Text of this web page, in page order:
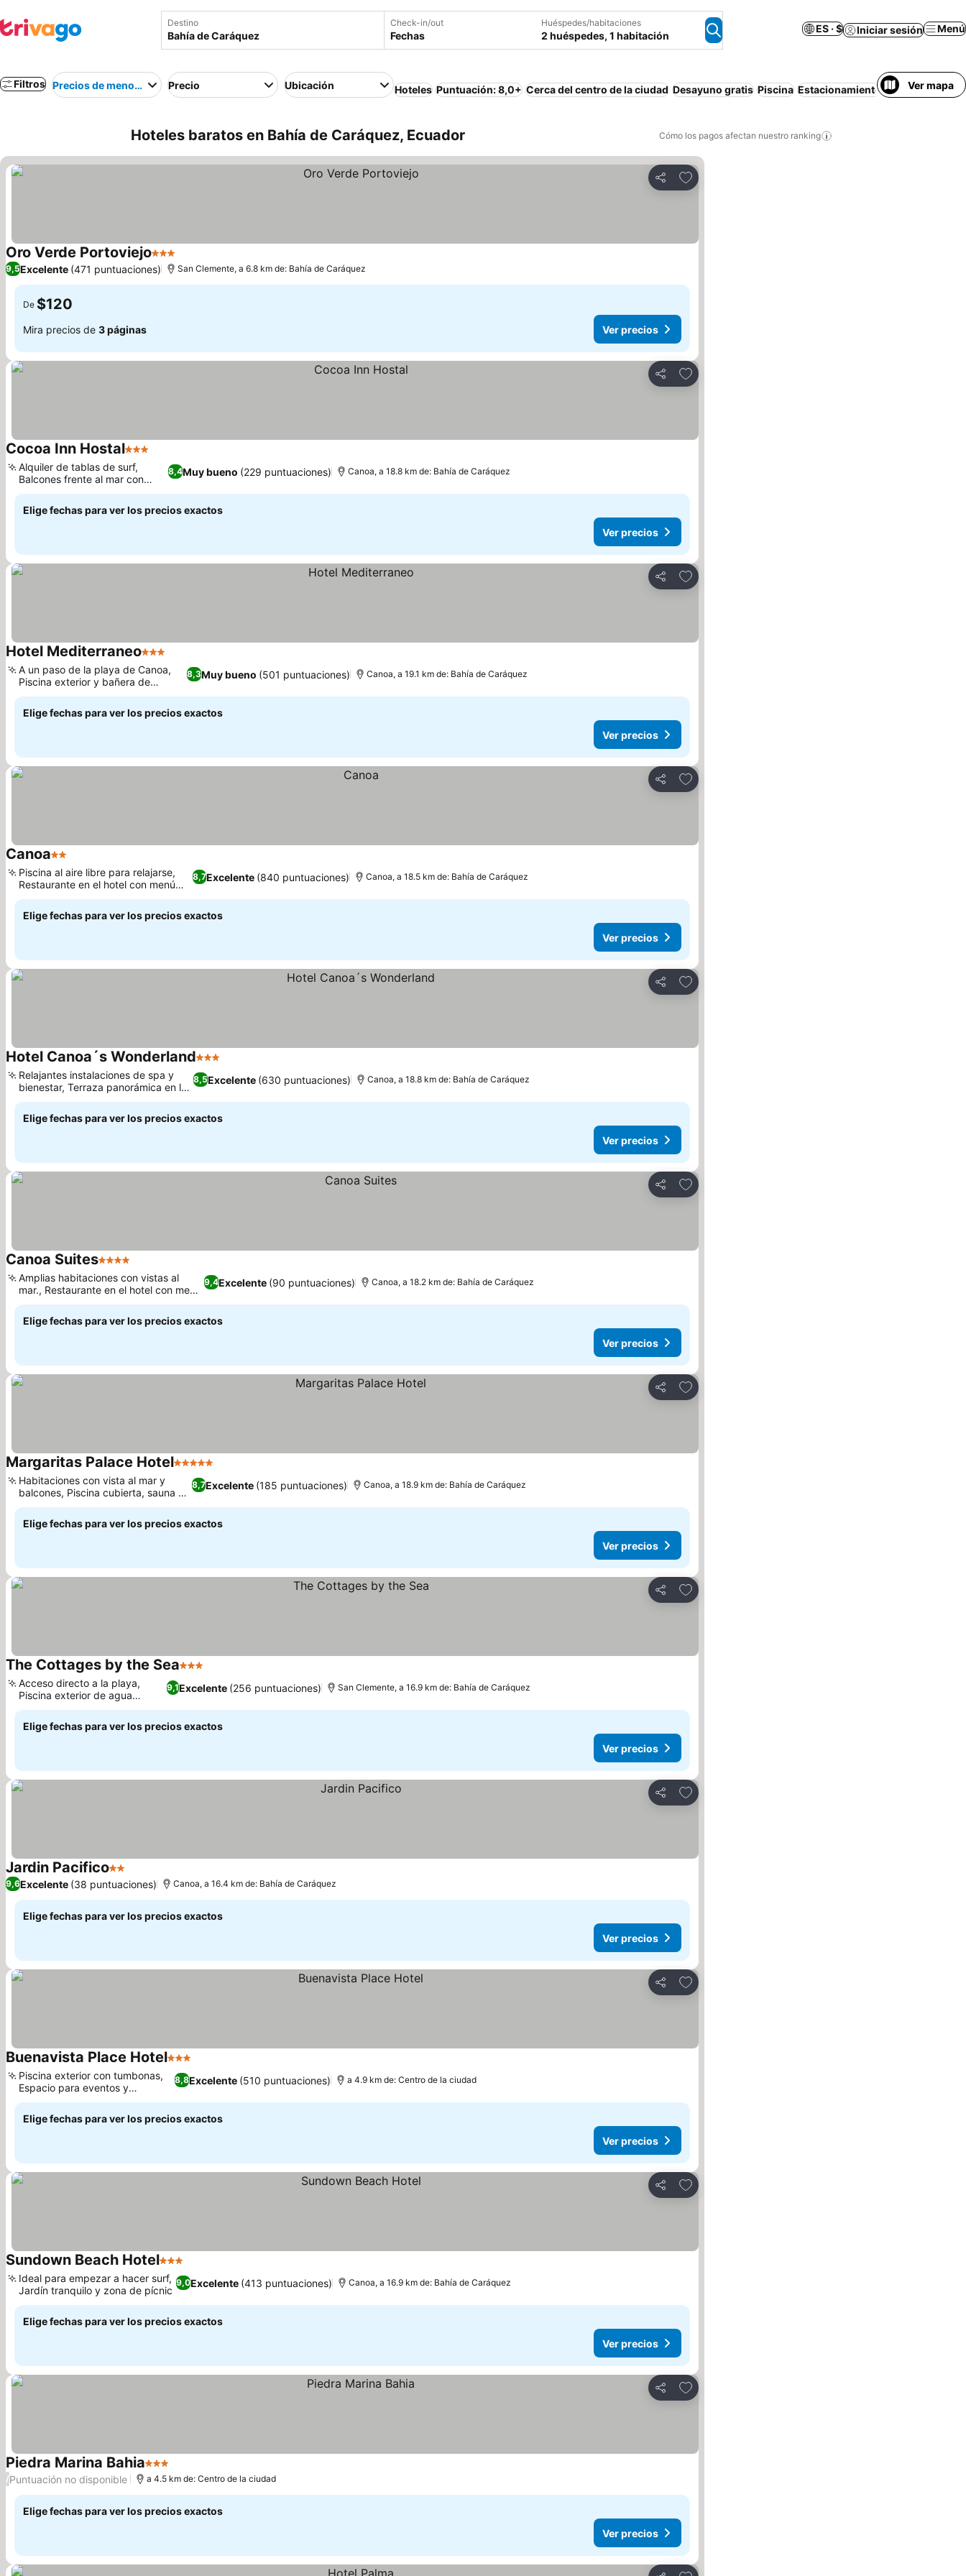
Destino Check-in/out
Fechas
Huéspedes/habitaciones
2 huéspedes, 1 habitación
ES · $ Iniciar sesión Menú
Filtros Precios de menor a mayorPrecio Ubicación Hoteles Puntuación: 8,0+ Cerca del centro de la ciudad Desayuno gratis Piscina Estacionamiento PlayaVer mapa
Hoteles baratos en Bahía de Caráquez, Ecuador Cómo los pagos afectan nuestro ranking
Compartir
Agregar a favoritos
Oro Verde Portoviejo3 Estrellas
9,5Excelente (471 puntuaciones) San Clemente, a 6.8 km de: Bahía de Caráquez
De $120
Mira precios de 3 páginas Ver precios
Compartir
Agregar a favoritos
Cocoa Inn Hostal3 Estrellas
8,4Muy bueno (229 puntuaciones)
Alquiler de tablas de surf,
Balcones frente al mar con
hamacas
Canoa, a 18.8 km de: Bahía de Caráquez
Elige fechas para ver los precios exactos
Ver precios
Compartir
Agregar a favoritos
Hotel Mediterraneo3 Estrellas
8,3Muy bueno (501 puntuaciones)
A un paso de la playa de Canoa,
Piscina exterior y bañera de
hidromasaje
Canoa, a 19.1 km de: Bahía de Caráquez
Elige fechas para ver los precios exactos
Ver precios
Compartir
Agregar a favoritos
Canoa2 Estrellas
8,7Excelente (840 puntuaciones)
Piscina al aire libre para relajarse,
Restaurante en el hotel con menú
variado.
Canoa, a 18.5 km de: Bahía de Caráquez
Elige fechas para ver los precios exactos
Ver precios
Compartir
Agregar a favoritos
Hotel Canoa´s Wonderland3 Estrellas
8,5Excelente (630 puntuaciones)
Relajantes instalaciones de spa y
bienestar, Terraza panorámica en la
azotea
Canoa, a 18.8 km de: Bahía de Caráquez
Elige fechas para ver los precios exactos
Ver precios
Compartir
Agregar a favoritos
Canoa Suites4 Estrellas
9,4Excelente (90 puntuaciones)
Amplias habitaciones con vistas al
mar., Restaurante en el hotel con menú
variado.
Canoa, a 18.2 km de: Bahía de Caráquez
Elige fechas para ver los precios exactos
Ver precios
Compartir
Agregar a favoritos
Margaritas Palace Hotel5 Estrellas
8,7Excelente (185 puntuaciones)
Habitaciones con vista al mar y
balcones, Piscina cubierta, sauna y
jacuzzi.
Canoa, a 18.9 km de: Bahía de Caráquez
Elige fechas para ver los precios exactos
Ver precios
Compartir
Agregar a favoritos
The Cottages by the Sea3 Estrellas
9,1Excelente (256 puntuaciones)
Acceso directo a la playa,
Piscina exterior de agua
cristalina
San Clemente, a 16.9 km de: Bahía de Caráquez
Elige fechas para ver los precios exactos
Ver precios
Compartir
Agregar a favoritos
Jardin Pacifico2 Estrellas
Ver precios
9,6Excelente (38 puntuaciones) Canoa, a 16.4 km de: Bahía de Caráquez
Elige fechas para ver los precios exactos
Ver precios
Compartir
Agregar a favoritos
Buenavista Place Hotel3 Estrellas
8,8Excelente (510 puntuaciones)
Piscina exterior con tumbonas,
Espacio para eventos y
reuniones
a 4.9 km de: Centro de la ciudad
Elige fechas para ver los precios exactos
Ver precios
Compartir
Agregar a favoritos
Sundown Beach Hotel3 Estrellas
9,0Excelente (413 puntuaciones)
Ideal para empezar a hacer surf,
Jardín tranquilo y zona de pícnic
Canoa, a 16.9 km de: Bahía de Caráquez
Elige fechas para ver los precios exactos
Ver precios
Compartir
Agregar a favoritos
Piedra Marina Bahia3 Estrellas
/Puntuación no disponible a 4.5 km de: Centro de la ciudad
Elige fechas para ver los precios exactos
Ver precios